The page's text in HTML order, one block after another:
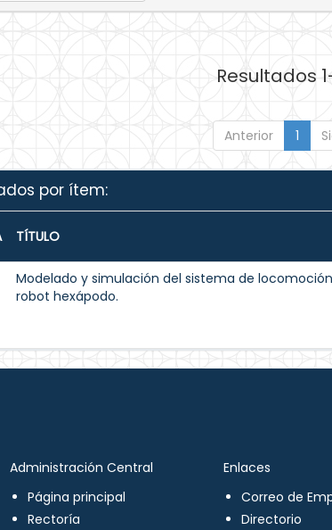
Resultados
Anterior 1
por ítem:
TÍTULO
Modelado y simulación del sistema de
robot hexápodo.
Administración Central
Página principal
Rectoría
Enlaces
Correo de
Directorio